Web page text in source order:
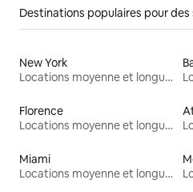
Destinations populaires pour des
New York
Locations moyenne et longue durée
Florence
Locations moyenne et longue durée
Miami
Locations moyenne et longue durée